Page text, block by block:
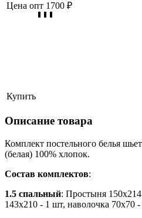
Цена опт 1700 ₽
Купить
Описание товара
Комплект постельного белья
(белая) 100% хлопок.
Состав комплектов:
1.5 спальный: Простыня
143х210 - 1 шт, наволочка 70х70